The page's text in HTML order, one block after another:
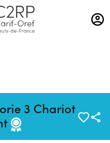
3 Chariot
en